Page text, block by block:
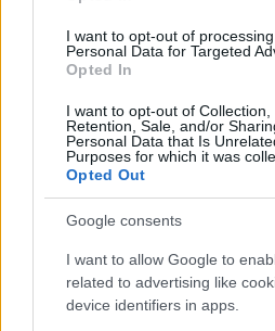
I want to opt-out of
Personal Data for Targeted
Opted In
I want to opt-out of Collection,
Retention, Sale, and/or
Personal Data that Is
Purposes for which it was
Opted Out
Google consents
I want to allow Google to
related to advertising like
device identifiers in apps.
Nem Odüsszeusz
stolzingimalter• 2021. december 12.
olyan volt, de tényleg olyan,
vágyik, ha elindul a téli
helyről jött, a Concerto